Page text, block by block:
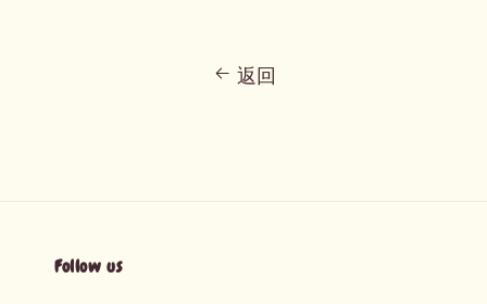
返回
Follow us